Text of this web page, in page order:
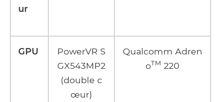
ur
GPU
PowerVR S
GX543MP2
(double c
œur)
Qualcomm Adren
oTM 220